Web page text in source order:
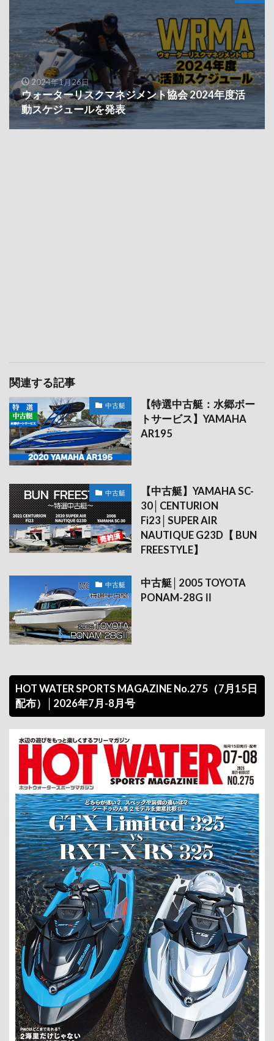
2024年1月26日
ウォーターリスクマネジメント協会 2024年度活
動スケジュールを発表
関連する記事
中古艇
【特選中古艇：水郷ボー
トサービス】YAMAHA
AR195
中古艇
【中古艇】YAMAHA SC-
30│CENTURION
Fi23│SUPER AIR
NAUTIQUE G23D【 BUN
FREESTYLE】
中古艇
中古艇│2005 TOYOTA
PONAM-28GⅡ
HOT WATER SPORTS MAGAZINE No.275（7月15日
配布）│2026年7月-8月号